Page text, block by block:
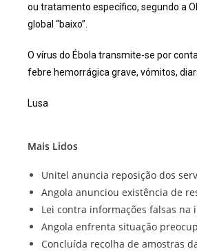
ou tratamento específico, segundo a
global “baixo”.
O vírus do Ébola transmite-se por
febre hemorrágica grave, vómitos,
Lusa
Mais Lidos
Unitel anuncia reposição dos
Angola anunciou existência de
Lei contra informações falsas
Angola enfrenta situação
Concluída recolha de amostras